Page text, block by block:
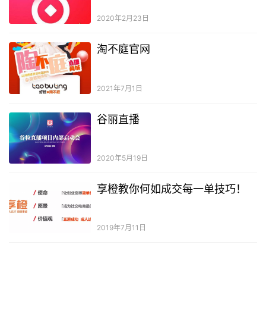
2020年2月23日
淘不庭官网
2021年7月1日
谷丽直播
2020年5月19日
享橙教你何如成交每一单技巧！
2019年7月11日